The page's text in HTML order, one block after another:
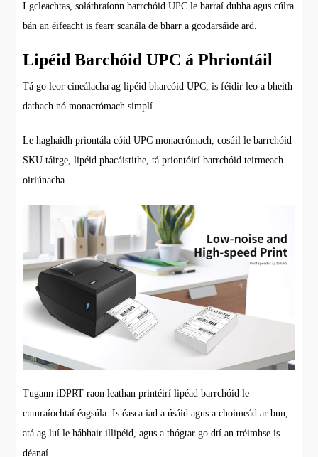
I gcleachtas, soláthraíonn barrchóid UPC le barraí dubha agus cúlra
bán an éifeacht is fearr scanála de bharr a gcodarsáide ard.
Lipéid Barchóid UPC á Phriontáil
Tá go leor cineálacha ag lipéid bharcóid UPC, is féidir leo a bheith
dathach nó monacrómach simplí.
Le haghaidh priontála cóid UPC monacrómach, cosúil le barrchóid
SKU táirge, lipéid phacáistithe, tá priontóirí barrchóid teirmeach
oiriúnacha.
Tugann iDPRT raon leathan printéirí lipéad barrchóid le
cumraíochtaí éagsúla. Is éasca iad a úsáid agus a choimeád ar bun,
atá ag luí le hábhair illipéid, agus a thógtar go dtí an tréimhse is
déanaí.